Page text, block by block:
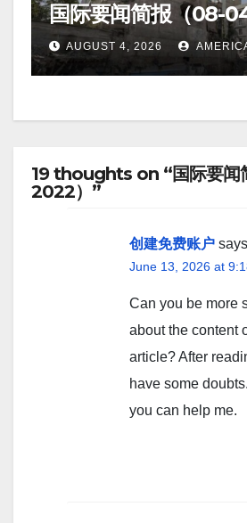
国际要闻简报（08-
AUGUST 4, 2026
19 thoughts on “国际要闻
2022）”
创建免费账户
June 13, 2026 at
Can you be more
about the content
article? After
have some
you can help me.